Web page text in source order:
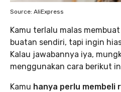
Source: AliExpress
Kamu terlalu malas
buatan sendiri, tapi ingin
Kalau jawabannya iya,
menggunakan cara berikut
Kamu hanya perlu membeli